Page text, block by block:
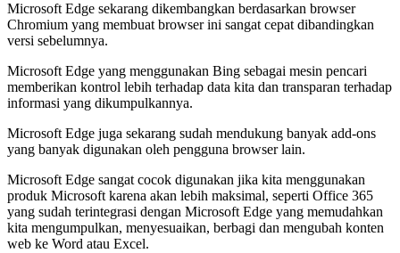
Microsoft Edge sekarang dikembangkan berdasarkan browser
Chromium yang membuat browser ini sangat cepat dibandingkan
versi sebelumnya.
Microsoft Edge yang menggunakan Bing sebagai mesin pencari
memberikan kontrol lebih terhadap data kita dan transparan terhadap
informasi yang dikumpulkannya.
Microsoft Edge juga sekarang sudah mendukung banyak add-ons
yang banyak digunakan oleh pengguna browser lain.
Microsoft Edge sangat cocok digunakan jika kita menggunakan
produk Microsoft karena akan lebih maksimal, seperti Office 365
yang sudah terintegrasi dengan Microsoft Edge yang memudahkan
kita mengumpulkan, menyesuaikan, berbagi dan mengubah konten
web ke Word atau Excel.